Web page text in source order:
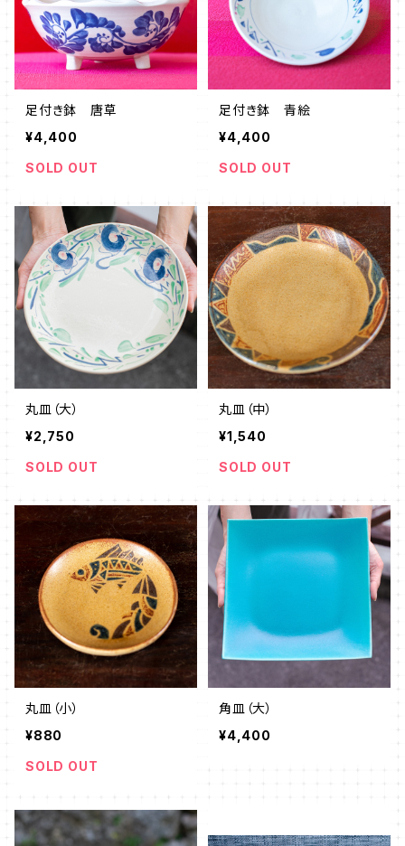
足付き鉢 唐草
¥4,400
SOLD OUT
足付き鉢 青絵
¥4,400
SOLD OUT
丸皿（大）
¥2,750
SOLD OUT
丸皿（中）
¥1,540
SOLD OUT
丸皿（小）
¥880
SOLD OUT
角皿（大）
¥4,400